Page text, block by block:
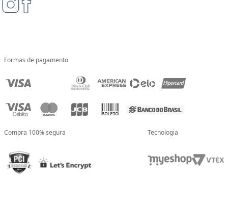
Formas de pagamento
Compra 100% segura Tecnologia